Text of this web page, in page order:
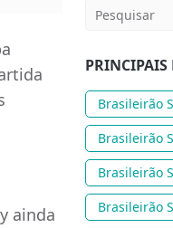
ainda
PRINCIPAIS
Brasileirão
Brasileirão
Brasileirão
Brasileirão